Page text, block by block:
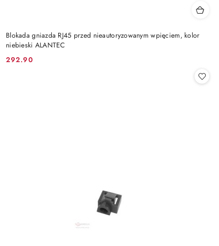
Blokada gniazda RJ45 przed nieautoryzowanym wpięciem, kolor
niebieski ALANTEC
Cena:
292.90